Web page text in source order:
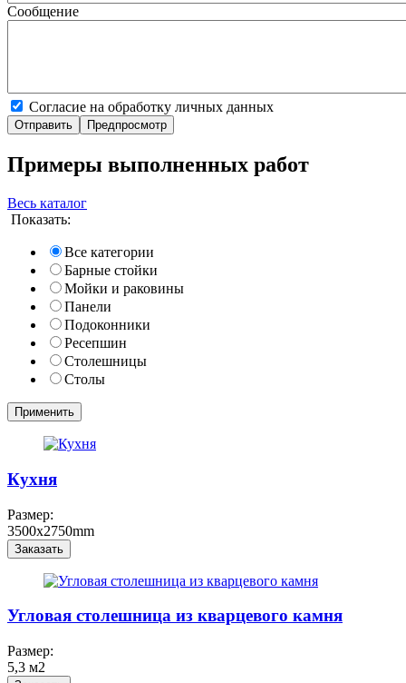
Сообщение
Согласие на обработку личных данных
Примеры выполненных работ
Весь каталог
Показать:
Все категории
Барные стойки
Мойки и раковины
Панели
Подоконники
Ресепшин
Столешницы
Столы
Кухня
Размер:
3500x2750mm
Заказать
Угловая столешница из кварцевого камня
Размер:
5,3 м2